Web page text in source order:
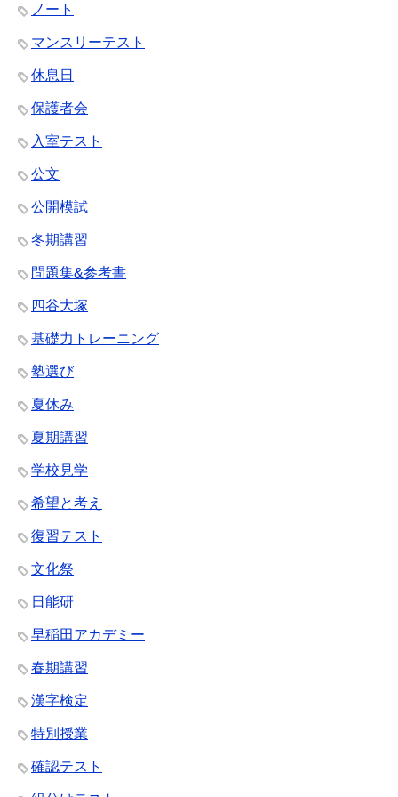
ノート
マンスリーテスト
休息日
保護者会
入室テスト
公文
公開模試
冬期講習
問題集&参考書
四谷大塚
基礎力トレーニング
塾選び
夏休み
夏期講習
学校見学
希望と考え
復習テスト
文化祭
日能研
早稲田アカデミー
春期講習
漢字検定
特別授業
確認テスト